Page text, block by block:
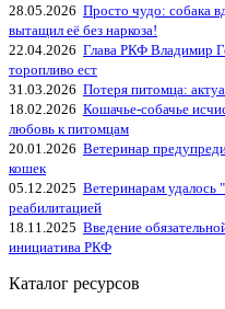
28.05.2026 Просто чудо: собака
вытащил её без наркоза!
22.04.2026 Глава РКФ Владимир
торопливо ест
31.03.2026 Потеря питомца:
18.02.2026 Кошачье-собачье
любовь к питомцам
20.01.2026 Ветеринар
кошек
05.12.2025 Ветеринарам удалось
реабилитацией
18.11.2025 Введение
инициатива РКФ
Каталог ресурсов